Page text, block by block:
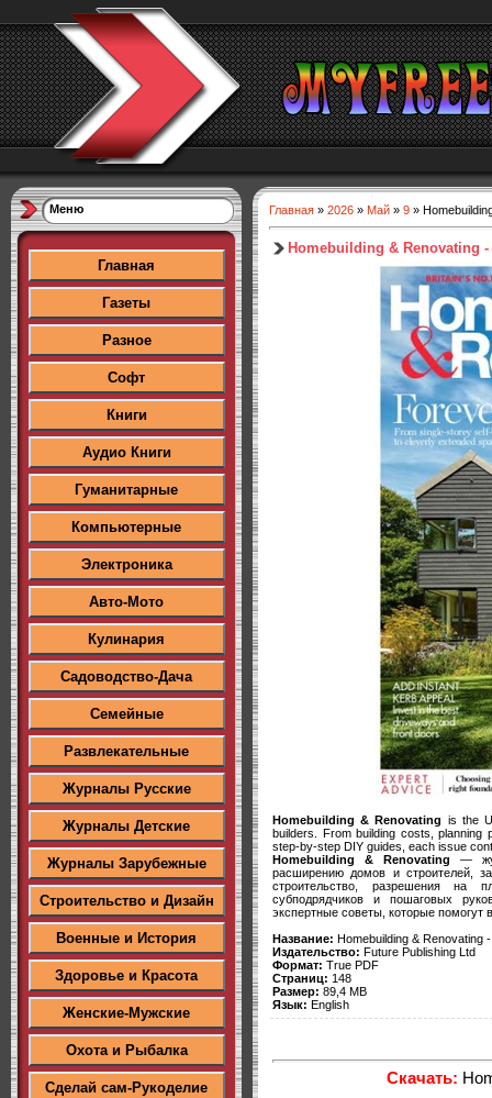
Меню
Главная
Газеты
Разное
Софт
Книги
Аудио Книги
Гуманитарные
Компьютерные
Электроника
Авто-Мото
Кулинария
Садоводство-Дача
Семейные
Развлекательные
Журналы Русские
Журналы Детские
Журналы Зарубежные
Строительство и Дизайн
Военные и История
Здоровье и Красота
Женские-Мужские
Охота и Рыбалка
Сделай сам-Рукоделие
Главная » 2026 » Май » 9 »
Homebuilding & Renovating -
Homebuilding & Renovating is the
builders. From building costs, planning
step-by-step DIY guides, each issue
Homebuilding & Renovating —
расширению домов и строителей,
строительство, разрешения на
субподрядчиков и пошаговых
экспертные советы, которые помогут
Название: Homebuilding & Renovating
Издательство: Future Publishing Ltd
Формат: True PDF
Страниц: 148
Размер: 89,4 MB
Язык: English
Скачать: